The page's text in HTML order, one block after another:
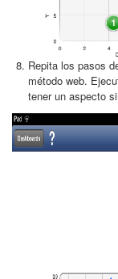
Repita los pasos
método web.
tener un aspecto